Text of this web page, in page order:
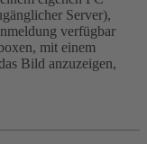
Server),
verfügbar
mit einem
Bild anzuzeigen,